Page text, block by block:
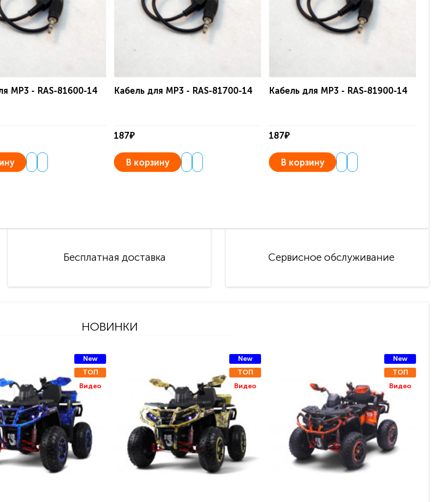
MP3 - RAS-81600-14 Кабель для MP3 - RAS-81700-14
187₽
В корзину
Кабель для MP3 - RAS-81900-14
187₽
В корзину
Бесплатная доставка Сервисное обслуживание
НОВИНКИ
New
ТОП
Видео
New
ТОП
Видео
New
ТОП
Видео